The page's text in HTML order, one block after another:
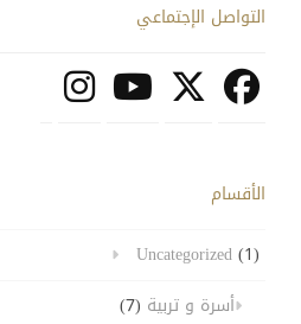
التواصل الإجتماعي
الأقسام
Uncategorized(1)
أسرة و تربية (7)